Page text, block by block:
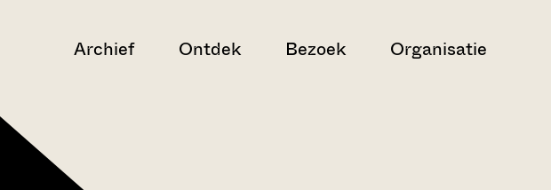
Archief Ontdek Bezoek Organisatie